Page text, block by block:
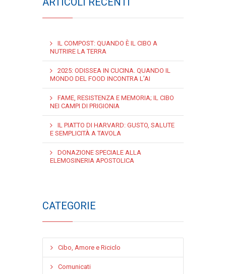
IL COMPOST: QUANDO È IL CIBO A
NUTRIRE LA TERRA
2025: ODISSEA IN CUCINA. QUANDO IL
MONDO DEL FOOD INCONTRA L’AI
FAME, RESISTENZA E MEMORIA; IL CIBO
NEI CAMPI DI PRIGIONIA
IL PIATTO DI HARVARD: GUSTO, SALUTE
E SEMPLICITÀ A TAVOLA
DONAZIONE SPECIALE ALLA
ELEMOSINERIA APOSTOLICA
CATEGORIE
Cibo, Amore e Riciclo
Comunicati